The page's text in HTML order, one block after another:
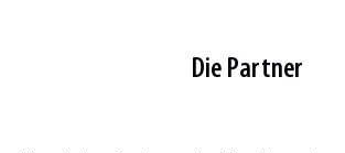
Die Partner